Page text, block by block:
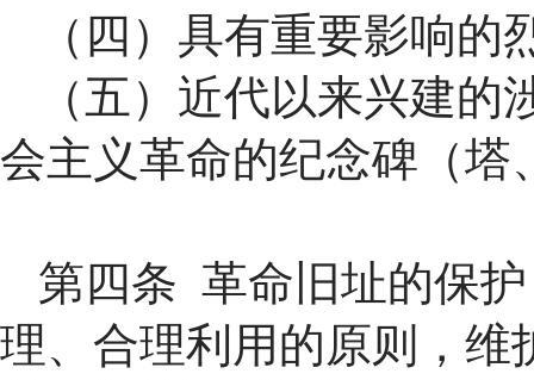
（四）具有重要影响
（五）近代以来兴建
会主义革命的纪念碑（塔
第四条 革命旧址的保
理、合理利用的原则，维